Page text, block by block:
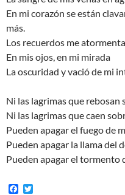
En mi corazón se están
más.
Los recuerdos me
En mis ojos, en mi mirada
La oscuridad y vació de mi
Ni las lagrimas que rebosan
Ni las lagrimas que caen
Pueden apagar el fuego de
Pueden apagar la llama del
Pueden apagar el tormento
F